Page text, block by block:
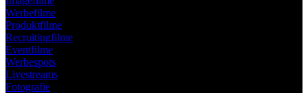
Werbefilme
Produktfilme
Recruitingfilme
Eventfilme
Werbespots
Livestreams
Fotografie